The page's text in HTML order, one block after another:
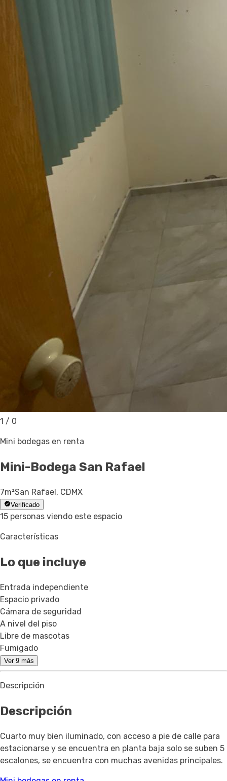
1 / 0
Mini bodegas en renta
Mini-Bodega San Rafael
7m²San Rafael, CDMX
Verificado
15 personas viendo este espacio
Características
Lo que incluye
Entrada independiente
Espacio privado
Cámara de seguridad
A nivel del piso
Libre de mascotas
Fumigado
Ver 9 más
Descripción
Descripción
Cuarto muy bien iluminado, con acceso a pie de calle para
estacionarse y se encuentra en planta baja solo se suben 5
escalones, se encuentra con muchas avenidas principales.